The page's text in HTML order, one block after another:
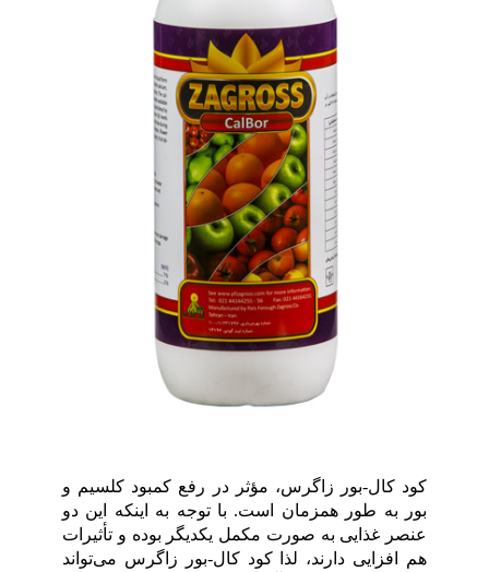
گواهینامه ها
کود کال-بور زاگرس، مؤثر در رفع کمبود کلسیم و
بور به طور همزمان است. با توجه به اینکه این دو
عنصر غذایی به صورت مکمل یکدیگر بوده و تأثیرات
هم افزایی دارند، لذا کود کال-بور زاگرس می‌تواند